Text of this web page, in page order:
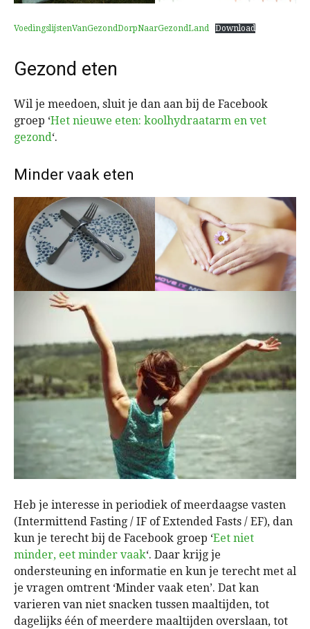
VoedingslijstenVanGezondDorpNaarGezondLand Download
Gezond eten
Wil je meedoen, sluit je dan aan bij de Facebook
groep ‘Het nieuwe eten: koolhydraatarm en vet
gezond‘.
Minder vaak eten
Heb je interesse in periodiek of meerdaagse vasten
(Intermittend Fasting / IF of Extended Fasts / EF), dan
kun je terecht bij de Facebook groep ‘Eet niet
minder, eet minder vaak‘. Daar krijg je
ondersteuning en informatie en kun je terecht met al
je vragen omtrent ‘Minder vaak eten’. Dat kan
varieren van niet snacken tussen maaltijden, tot
dagelijks één of meerdere maaltijden overslaan, tot